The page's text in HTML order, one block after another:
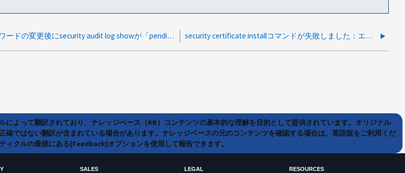
パスワードの変更後にsecurity audit log showが「pending」でハングする security certificate installコマンドが失敗しました：エントリの重複
によって翻訳されており、ナレッジベース（KB）コンテンツの基本的な理解を目的として提供されています。オリジナル
確ではない翻訳が含まれている場合があります。ナレッジベースの元のコンテンツを確認する場合は、英語版をご利用くだ
ィクルの最後にある[Feedback]オプションを使用して報告できます。
SALES LEGAL RESOURCES